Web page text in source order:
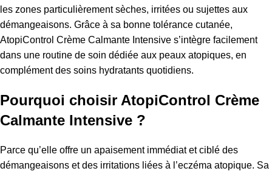
les zones particulièrement sèches, irritées ou sujettes aux
démangeaisons. Grâce à sa bonne tolérance cutanée,
AtopiControl Crème Calmante Intensive s’intègre facilement
dans une routine de soin dédiée aux peaux atopiques, en
complément des soins hydratants quotidiens.
Pourquoi choisir AtopiControl Crème
Calmante Intensive ?
Parce qu’elle offre un apaisement immédiat et ciblé des
démangeaisons et des irritations liées à l’eczéma atopique. Sa